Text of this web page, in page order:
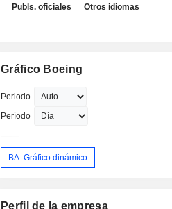
Publs. oficiales Otros idiomas
Gráfico Boeing
Periodo
Período
BA: Gráfico dinámico
Perfil de la empresa